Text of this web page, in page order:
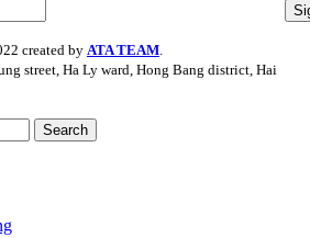
created by ATA TEAM.
street, Ha Ly ward, Hong Bang district, Hai
Search